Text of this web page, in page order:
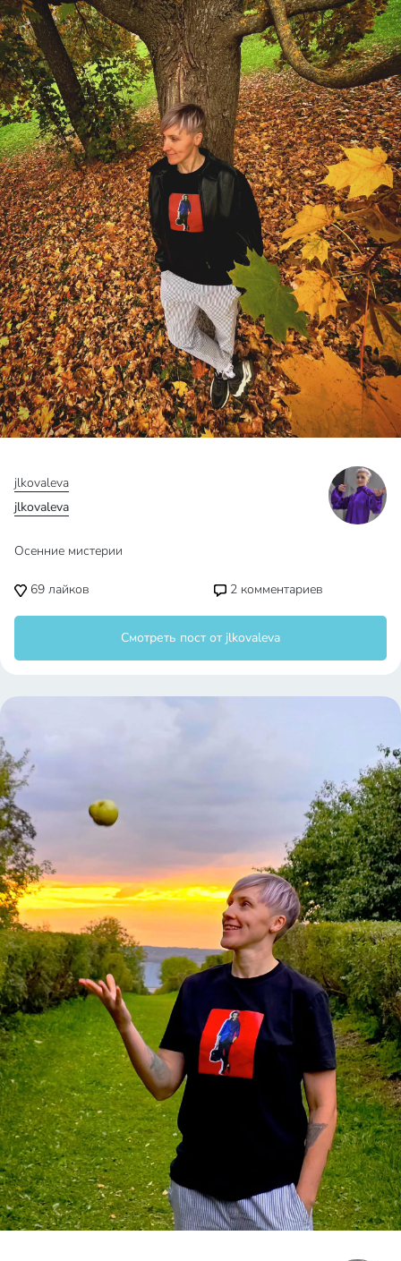
jlkovaleva
jlkovaleva
Осенние мистерии
69 лайков 2 комментариев
Смотреть пост от jlkovaleva